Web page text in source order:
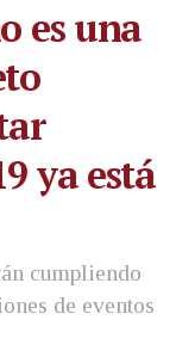
es una
ya está
cumpliendo
de eventos